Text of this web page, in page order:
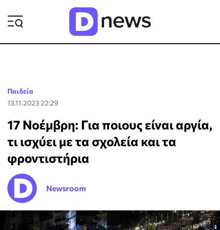
Παιδεία
13.11.2023 22:29
17 Νοέμβρη: Για ποιους είναι αργία,
τι ισχύει με τα σχολεία και τα
φροντιστήρια
Newsroom